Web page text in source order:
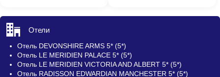
Отели
Отель DEVONSHIRE ARMS 5* (5*)
Отель LE MERIDIEN PALACE 5* (5*)
Отель LE MERIDIEN VICTORIA AND ALBERT 5* (5*)
Отель RADISSON EDWARDIAN MANCHESTER 5* (5*)